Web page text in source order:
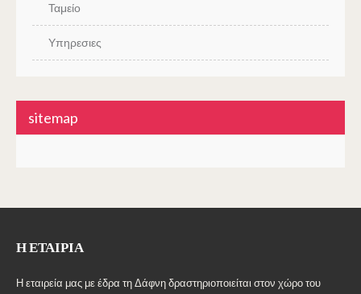
Ταμείο
Υπηρεσιες
sitemap
Η ΕΤΑΙΡΊΑ
Η εταιρεία μας με έδρα τη Δάφνη δραστηριοποιείται στον χώρο του